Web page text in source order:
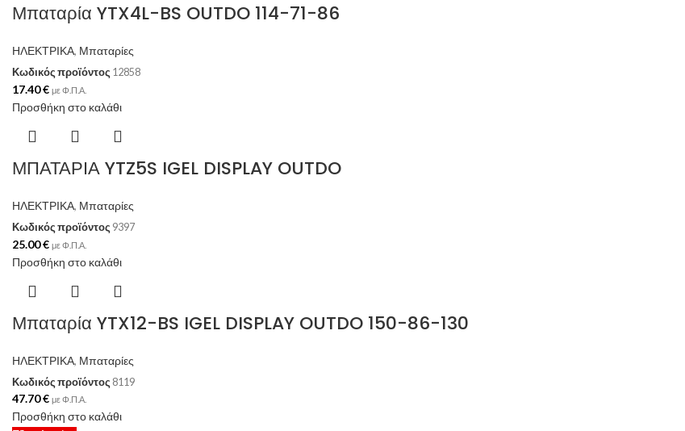
Μπαταρία YTX4L-BS OUTDO 114-71-86
ΗΛΕΚΤΡΙΚΑ, Μπαταρίες
Κωδικός προϊόντος 12858
17.40€ με Φ.Π.Α.
Προσθήκη στο καλάθι
ΜΠΑΤΑΡΙΑ YTZ5S IGEL DISPLAY OUTDO
ΗΛΕΚΤΡΙΚΑ, Μπαταρίες
Κωδικός προϊόντος 9397
25.00€ με Φ.Π.Α.
Προσθήκη στο καλάθι
Μπαταρία YTX12-BS IGEL DISPLAY OUTDO 150-86-130
ΗΛΕΚΤΡΙΚΑ, Μπαταρίες
Κωδικός προϊόντος 8119
47.70€ με Φ.Π.Α.
Προσθήκη στο καλάθι